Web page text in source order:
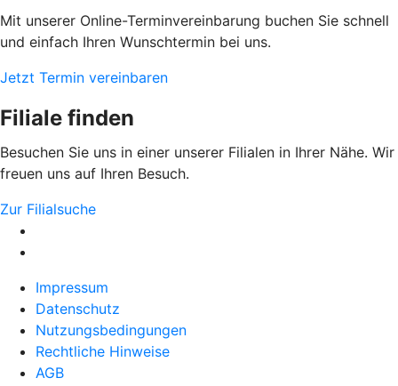
Mit unserer Online-Terminvereinbarung buchen Sie schnell
und einfach Ihren Wunschtermin bei uns.
Jetzt Termin vereinbaren
Filiale finden
Besuchen Sie uns in einer unserer Filialen in Ihrer Nähe. Wir
freuen uns auf Ihren Besuch.
Zur Filialsuche
Impressum
Datenschutz
Nutzungsbedingungen
Rechtliche Hinweise
AGB